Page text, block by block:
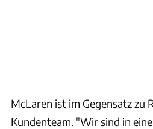
McLaren ist im Gegensatz zu
Kundenteam. "Wir sind in